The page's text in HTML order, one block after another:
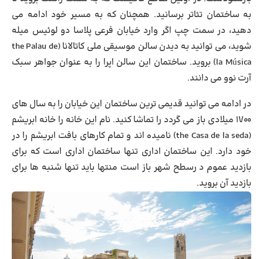
به ساختمان تئاتر برسانید. همچنان که به مسیر خود ادامه می
دهید، در سمت چپ اگر وارد خیابان فرعی پلاسا دو لوئیس میله
شوید، می توانید به دیدن سالن موسیقی ملی کاتالانا (the Palau de
la Música) بروید. ساختمان این سالن اپرا را به عنوان جواهر سبک
آرت نوو می دانند.
در ادامه می توانید قدیمی ترین ساختمان این خیابان را به سال های
۱۷۰۰ میلادی باز می گردد را تماشا کنید. نام این خانه را خانه ابریشم
(the Casa de la seda) نامیده اند و تمام کارهای بافت ابریشم را در
خود دارد. این ساختمان اداری تنها ساختمان اداری است که برای
بازدید عموم د رسطح شهر باز است منتها باید تنها شنبه ها برای
بازدید آن بروید.